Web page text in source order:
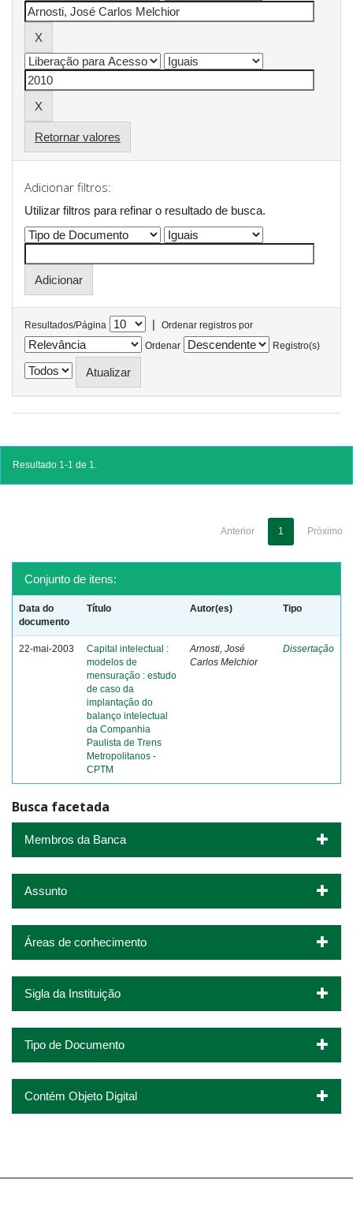
Retornar valores
Adicionar filtros:
Utilizar filtros para refinar o resultado de busca.
Resultados/Página |
Ordenar registros por
Ordenar
Registro(s)
Resultado 1-1 de 1.
Anterior 1 Próximo
Conjunto de itens:
Data do
documento
Título Autor(es) Tipo
22-mai-2003
Capital intelectual :
modelos de
mensuração : estudo
de caso da
implantação do
balanço intelectual
da Companhia
Paulista de Trens
Metropolitanos -
CPTM
Arnosti, José
Carlos Melchior
Dissertação
Busca facetada
Membros da Banca
Assunto
Áreas de conhecimento
Sigla da Instituição
Tipo de Documento
Contém Objeto Digital